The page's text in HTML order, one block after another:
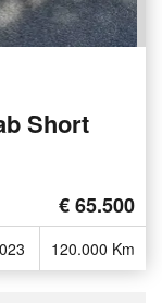
Short
€ 65.500
120.000 Km